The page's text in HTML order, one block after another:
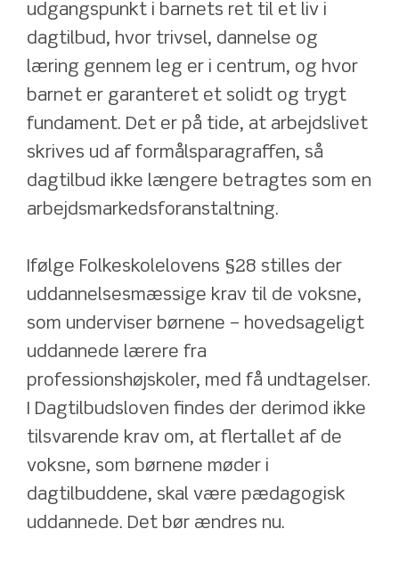
udgangspunkt i barnets ret til et liv i
dagtilbud, hvor trivsel, dannelse og
læring gennem leg er i centrum, og hvor
barnet er garanteret et solidt og trygt
fundament. Det er på tide, at arbejdslivet
skrives ud af formålsparagraffen, så
dagtilbud ikke længere betragtes som en
arbejdsmarkedsforanstaltning.
Ifølge Folkeskolelovens §28 stilles der
uddannelsesmæssige krav til de voksne,
som underviser børnene – hovedsageligt
uddannede lærere fra
professionshøjskoler, med få undtagelser.
I Dagtilbudsloven findes der derimod ikke
tilsvarende krav om, at flertallet af de
voksne, som børnene møder i
dagtilbuddene, skal være pædagogisk
uddannede. Det bør ændres nu.